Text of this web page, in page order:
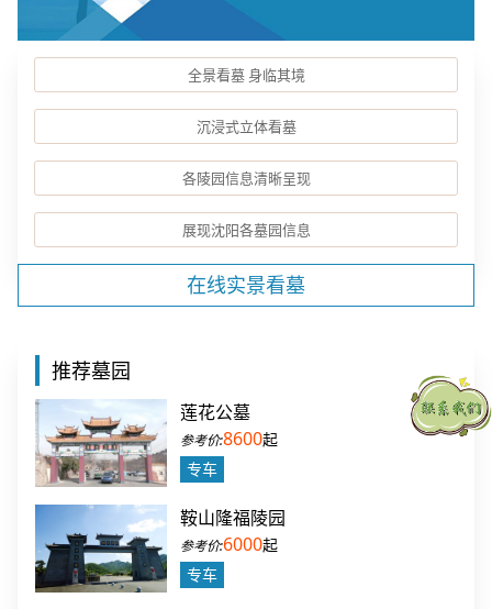
全景看墓 身临其境
沉浸式立体看墓
各陵园信息清晰呈现
展现沈阳各墓园信息
在线实景看墓
推荐墓园
莲花公墓
8600起
专车
鞍山隆福陵园
6000起
专车